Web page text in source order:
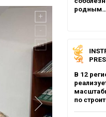
родным…
В 12
по